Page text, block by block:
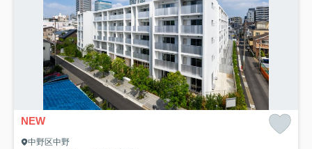
NEW
中野区中野